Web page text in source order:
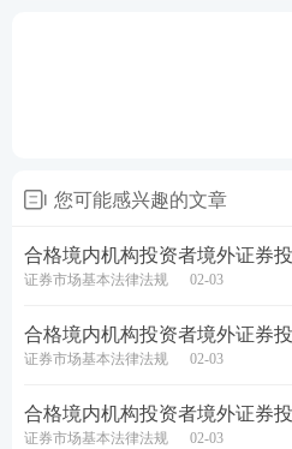
业银行、中国证券登记结算
业务资格的证券公司，或中
托管机构托管。
因专项计划资产的管理、运
您可能感兴趣的文章
合格境内机构投资者境外证券
证券市场基本法律法规 02-03
合格境内机构投资者境外证券
证券市场基本法律法规 02-03
合格境内机构投资者境外证券
证券市场基本法律法规 02-03